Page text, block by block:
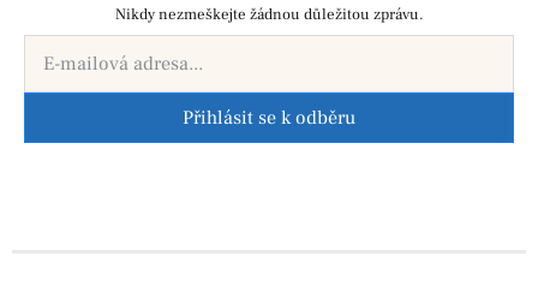
Nikdy nezmeškejte žádnou důležitou zprávu.
Přihlásit se k odběru